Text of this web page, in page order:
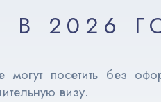
2026
посетить без
визу.